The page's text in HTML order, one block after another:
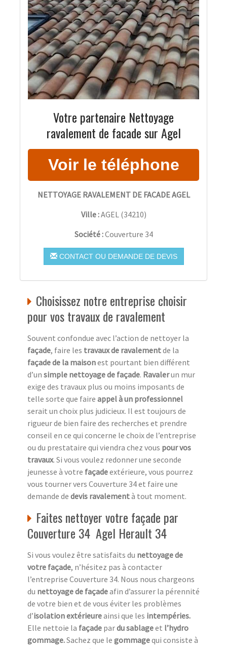
Votre partenaire Nettoyage
ravalement de facade sur Agel
NETTOYAGE RAVALEMENT DE FACADE AGEL
Ville :AGEL(34210)
Société :Couverture 34
CONTACT OU DEMANDE DE DEVIS
Choisissez notre entreprise choisir
pour vos travaux de ravalement
Souvent confondue avec l’action de nettoyer la
façade, faire les travaux de ravalementde la
façade de la maisonest pourtant bien différent
d’un simple nettoyage de façade. Ravalerun mur
exige des travaux plus ou moins imposants de
telle sorte que faire appel à un professionnel
serait un choix plus judicieux. Il est toujours de
rigueur de bien faire des recherches et prendre
conseil en ce qui concerne le choix de l’entreprise
ou du prestataire qui viendra chez vous pour vos
travaux. Si vous voulez redonner une seconde
jeunesse à votre façadeextérieure, vous pourrez
vous tourner vers Couverture 34 et faire une
demande de devis ravalementà tout moment.
Faites nettoyer votre façade par
Couverture 34 Agel Herault 34
Si vous voulez être satisfaits du nettoyage de
votre façade, n’hésitez pas à contacter
l’entreprise Couverture 34. Nous nous chargeons
du nettoyage de façadeafin d’assurer la pérennité
de votre bien et de vous éviter les problèmes
d’isolation extérieureainsi que les intempéries.
Elle nettoie la façade pardu sablageet l’hydro
gommage.Sachez que le gommagequi consiste à